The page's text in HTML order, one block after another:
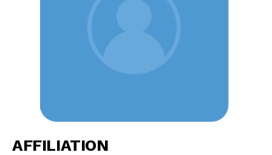
AFFILIATION